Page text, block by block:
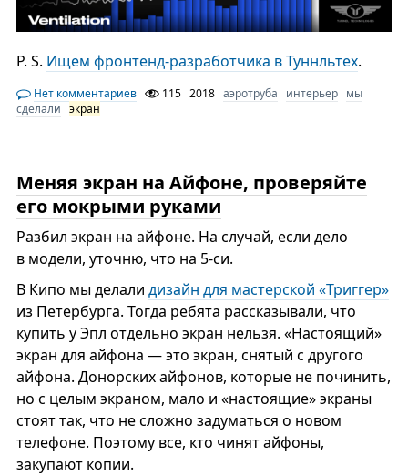
P. S. Ищем фронтенд-разработчика в Туннльтех.
Нет комментариев 115 2018 аэротруба интерьер мы
сделали экран
Меняя экран на Айфоне, проверяйте
его мокрыми руками
Разбил экран на айфоне. На случай, если дело
в модели, уточню, что на 5-си.
В Кипо мы делали дизайн для мастерской «Триггер»
из Петербурга. Тогда ребята рассказывали, что
купить у Эпл отдельно экран нельзя. «Настоящий»
экран для айфона — это экран, снятый с другого
айфона. Донорских айфонов, которые не починить,
но с целым экраном, мало и «настоящие» экраны
стоят так, что не сложно задуматься о новом
телефоне. Поэтому все, кто чинят айфоны,
закупают копии.